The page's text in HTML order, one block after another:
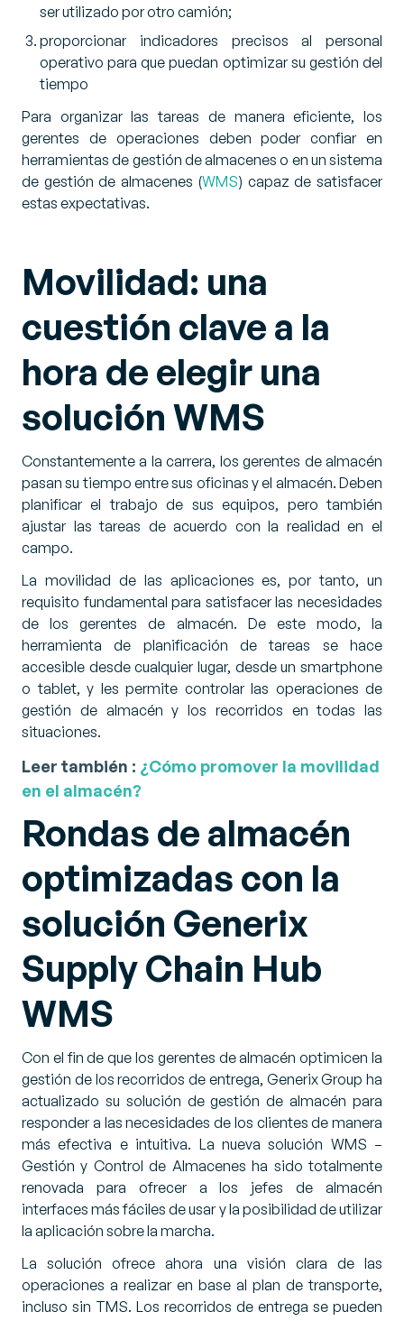
ser utilizado por otro camión;
proporcionar indicadores precisos al personal
operativo para que puedan optimizar su gestión del
tiempo
Para organizar las tareas de manera eficiente, los
gerentes de operaciones deben poder confiar en
herramientas de gestión de almacenes o en un sistema
de gestión de almacenes (WMS) capaz de satisfacer
estas expectativas.
Movilidad: una
cuestión clave a la
hora de elegir una
solución WMS
Constantemente a la carrera, los gerentes de almacén
pasan su tiempo entre sus oficinas y el almacén. Deben
planificar el trabajo de sus equipos, pero también
ajustar las tareas de acuerdo con la realidad en el
campo.
La movilidad de las aplicaciones es, por tanto, un
requisito fundamental para satisfacer las necesidades
de los gerentes de almacén. De este modo, la
herramienta de planificación de tareas se hace
accesible desde cualquier lugar, desde un smartphone
o tablet, y les permite controlar las operaciones de
gestión de almacén y los recorridos en todas las
situaciones.
Leer también : ¿Cómo promover la movilidad
en el almacén?
Rondas de almacén
optimizadas con la
solución Generix
Supply Chain Hub
WMS
Con el fin de que los gerentes de almacén optimicen la
gestión de los recorridos de entrega, Generix Group ha
actualizado su solución de gestión de almacén para
responder a las necesidades de los clientes de manera
más efectiva e intuitiva. La nueva solución WMS –
Gestión y Control de Almacenes ha sido totalmente
renovada para ofrecer a los jefes de almacén
interfaces más fáciles de usar y la posibilidad de utilizar
la aplicación sobre la marcha.
La solución ofrece ahora una visión clara de las
operaciones a realizar en base al plan de transporte,
incluso sin TMS. Los recorridos de entrega se pueden